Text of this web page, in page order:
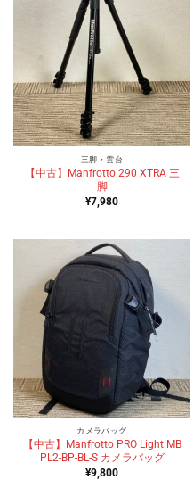
三脚・雲台
【中古】Manfrotto 290 XTRA 三
脚
¥7,980
カメラバッグ
【中古】Manfrotto PRO Light MB
PL2-BP-BL-S カメラバッグ
¥9,800